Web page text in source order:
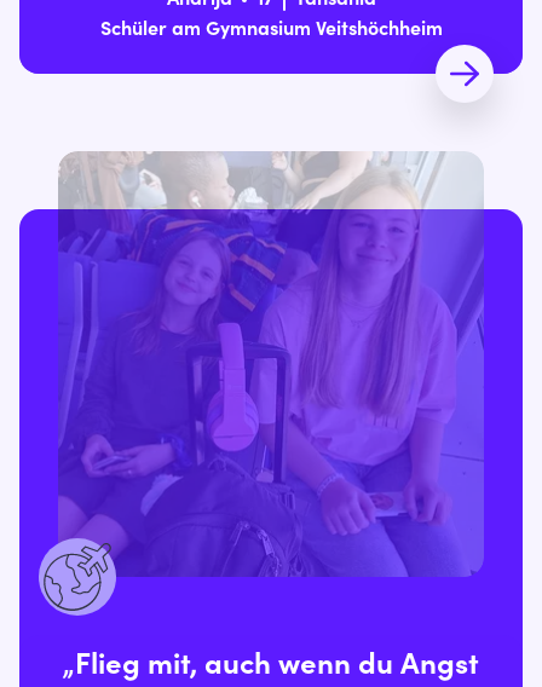
Schüler am Gymnasium Veitshöchheim
„Flieg mit, auch wenn du Angst